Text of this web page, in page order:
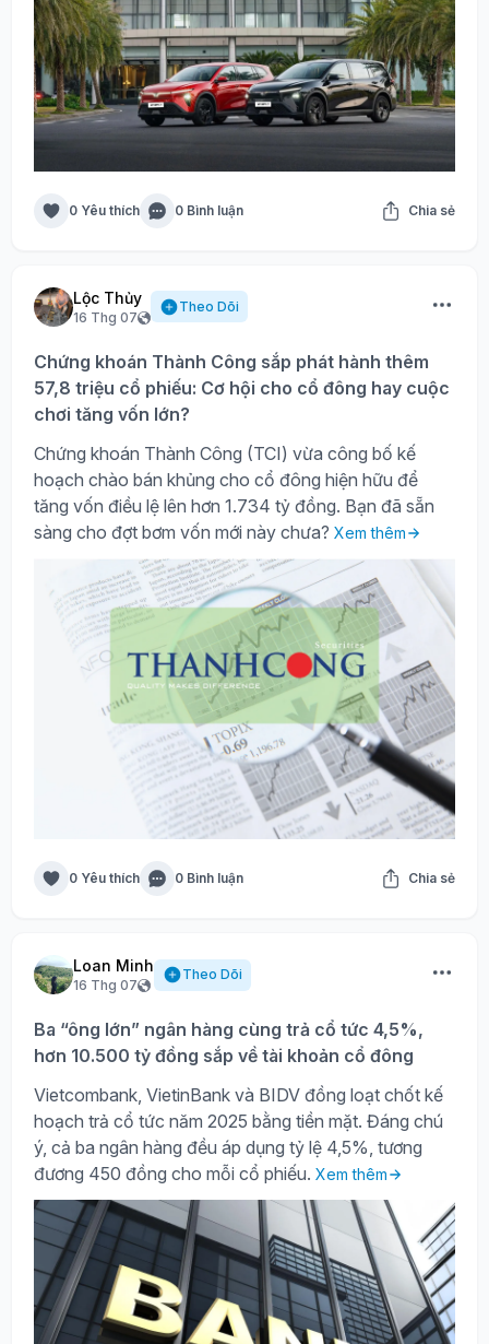
0 Yêu thích 0 Bình luận Chia sẻ
Lộc Thủy
16 Thg 07
Theo Dõi
Chứng khoán Thành Công sắp phát hành thêm
57,8 triệu cổ phiếu: Cơ hội cho cổ đông hay cuộc
chơi tăng vốn lớn?
Chứng khoán Thành Công (TCI) vừa công bố kế
hoạch chào bán khủng cho cổ đông hiện hữu để
tăng vốn điều lệ lên hơn 1.734 tỷ đồng. Bạn đã sẵn
sàng cho đợt bơm vốn mới này chưa? Xem thêm
0 Yêu thích 0 Bình luận Chia sẻ
Loan Minh
16 Thg 07
Theo Dõi
Ba “ông lớn” ngân hàng cùng trả cổ tức 4,5%,
hơn 10.500 tỷ đồng sắp về tài khoản cổ đông
Vietcombank, VietinBank và BIDV đồng loạt chốt kế
hoạch trả cổ tức năm 2025 bằng tiền mặt. Đáng chú
ý, cả ba ngân hàng đều áp dụng tỷ lệ 4,5%, tương
đương 450 đồng cho mỗi cổ phiếu. Xem thêm